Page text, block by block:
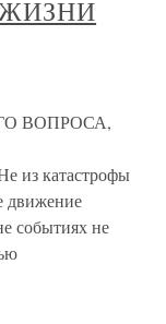
ВОПРОСА,
катастрофы
движение
событиях не